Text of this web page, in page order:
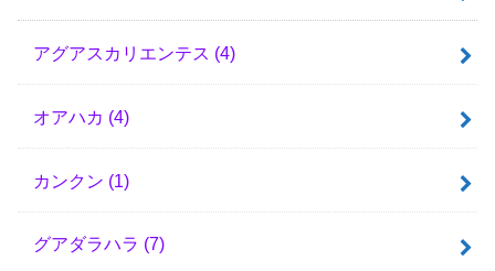
アグアスカリエンテス (4)
オアハカ (4)
カンクン (1)
グアダラハラ (7)